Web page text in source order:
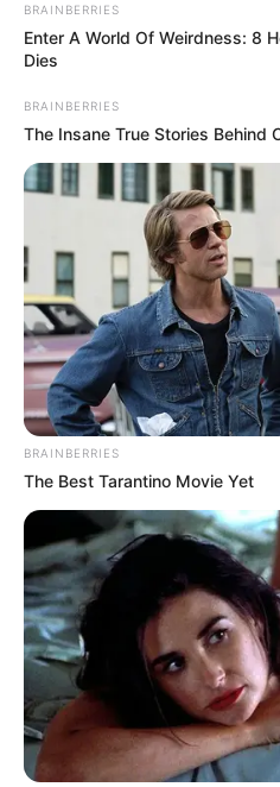
BRAINBERRIES
Enter A World Of Weirdness: 8
Dies
BRAINBERRIES
The Insane True Stories Behind
BRAINBERRIES
The Best Tarantino Movie Yet